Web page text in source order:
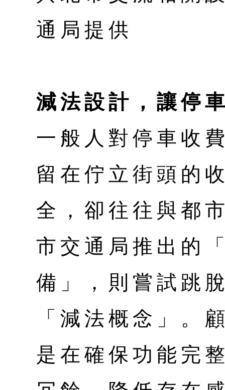
通局提供
減法設計，讓停
一般人對停車收
留在佇立街頭的
全，卻往往與都
市交通局推出的
備」，則嘗試跳
「減法概念」。
是在確保功能完